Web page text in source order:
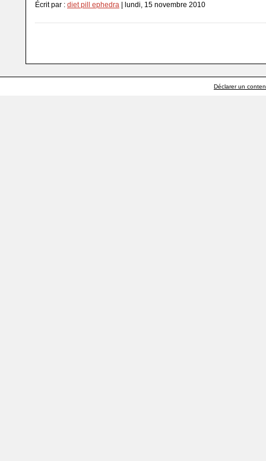
Écrit par : diet pill ephedra | lundi, 15 novembre 2010
Déclarer un